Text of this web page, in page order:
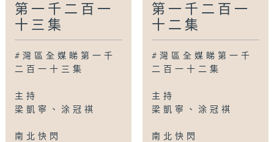
第一千二百一
十三集
#灣區全媒睇第一千
二百一十三集
主持
梁凱寧、涂冠祺
南北快閃
第一千二百一
十二集
#灣區全媒睇第一千
二百一十二集
主持
梁凱寧、涂冠祺
南北快閃